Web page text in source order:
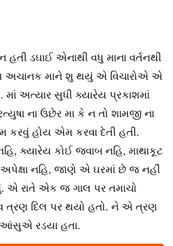
હતી ડઘાઈ એનાથી વધુ માના વર્તનથી
અચાનક માને શુ થયું એ વિચારોએ એ
માં અત્યાર સુધી ક્યારેય પ્રકાશમાં
ના ઉછેર મા કે ન તો શામજી ના
કરવું હોય એમ કરવા દેતી હતી.
ક્યારેય કોઈ જવાબ નહિ, માથાકૂટ
અપેક્ષા નહિ, જાણે એ ઘરમાં છે જ નહીં
રાતે એક જ ગાલ પર તમાચો
ત્રણ દિલ પર થયો હતો. ને એ ત્રણ
આંસુએ રડયા હતા.